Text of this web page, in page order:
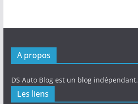
A propos
DS Auto Blog est un blog indépendant.
Les liens